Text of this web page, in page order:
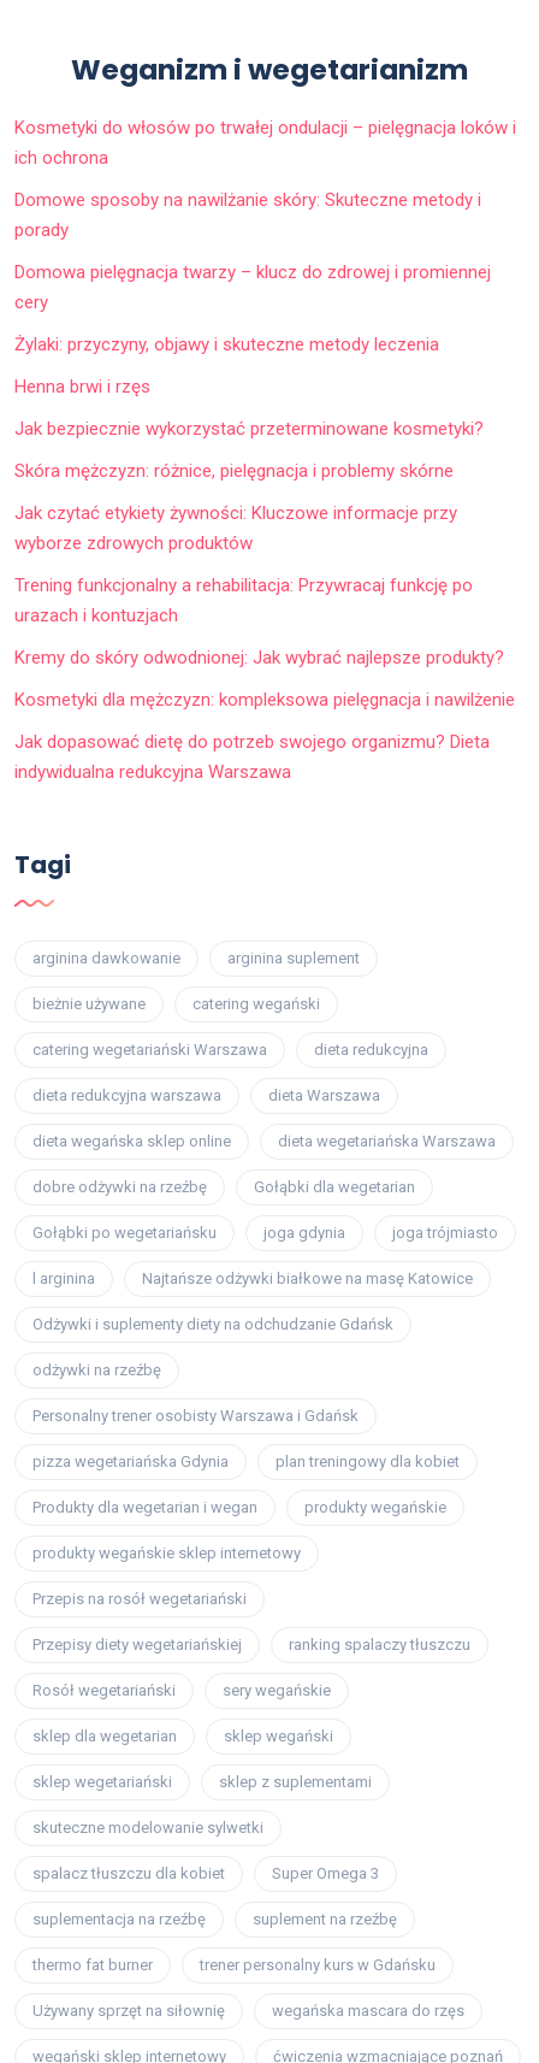
Weganizm i wegetarianizm
Kosmetyki do włosów po trwałej ondulacji – pielęgnacja loków i
ich ochrona
Domowe sposoby na nawilżanie skóry: Skuteczne metody i
porady
Domowa pielęgnacja twarzy – klucz do zdrowej i promiennej
cery
Żylaki: przyczyny, objawy i skuteczne metody leczenia
Henna brwi i rzęs
Jak bezpiecznie wykorzystać przeterminowane kosmetyki?
Skóra mężczyzn: różnice, pielęgnacja i problemy skórne
Jak czytać etykiety żywności: Kluczowe informacje przy
wyborze zdrowych produktów
Trening funkcjonalny a rehabilitacja: Przywracaj funkcję po
urazach i kontuzjach
Kremy do skóry odwodnionej: Jak wybrać najlepsze produkty?
Kosmetyki dla mężczyzn: kompleksowa pielęgnacja i nawilżenie
Jak dopasować dietę do potrzeb swojego organizmu? Dieta
indywidualna redukcyjna Warszawa
Tagi
arginina dawkowanie arginina suplement
bieżnie używane catering wegański
catering wegetariański Warszawa dieta redukcyjna
dieta redukcyjna warszawa dieta Warszawa
dieta wegańska sklep online dieta wegetariańska Warszawa
dobre odżywki na rzeźbę Gołąbki dla wegetarian
Gołąbki po wegetariańsku joga gdynia joga trójmiasto
l arginina Najtańsze odżywki białkowe na masę Katowice
Odżywki i suplementy diety na odchudzanie Gdańsk
odżywki na rzeźbę
Personalny trener osobisty Warszawa i Gdańsk
pizza wegetariańska Gdynia plan treningowy dla kobiet
Produkty dla wegetarian i wegan produkty wegańskie
produkty wegańskie sklep internetowy
Przepis na rosół wegetariański
Przepisy diety wegetariańskiej ranking spalaczy tłuszczu
Rosół wegetariański sery wegańskie
sklep dla wegetarian sklep wegański
sklep wegetariański sklep z suplementami
skuteczne modelowanie sylwetki
spalacz tłuszczu dla kobiet Super Omega 3
suplementacja na rzeźbę suplement na rzeźbę
thermo fat burner trener personalny kurs w Gdańsku
Używany sprzęt na siłownię wegańska mascara do rzęs
wegański sklep internetowy ćwiczenia wzmacniające poznań